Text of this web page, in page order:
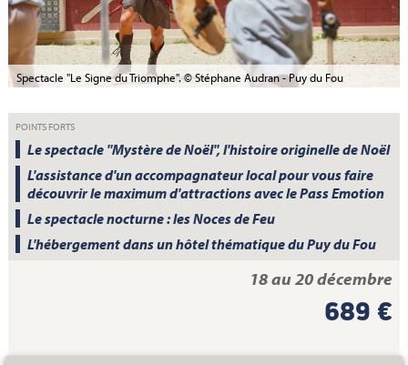
Spectacle "Le Signe du Triomphe". © Stéphane Audran - Puy du Fou
POINTS FORTS
Le spectacle "Mystère de Noël", l'histoire originelle de Noël
L'assistance d'un accompagnateur local pour vous faire
découvrir le maximum d'attractions avec le Pass Emotion
Le spectacle nocturne : les Noces de Feu
L'hébergement dans un hôtel thématique du Puy du Fou
18 au 20 décembre
689 €